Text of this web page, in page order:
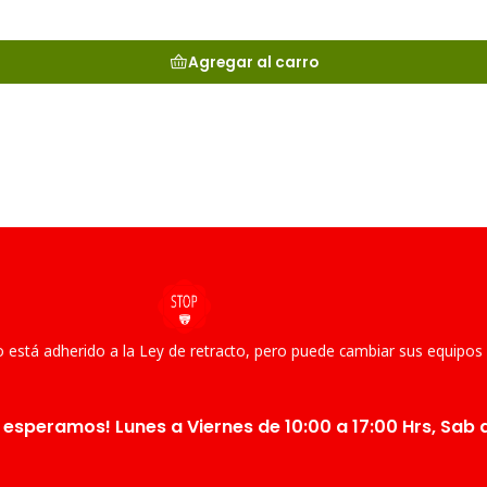
Agregar al carro
está adherido a la Ley de retracto, pero puede cambiar sus
Lunes a Viernes de 10:00 a 17:00 Hrs, Sab